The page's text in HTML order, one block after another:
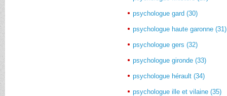
psychologue gard (30)
psychologue haute garonne (31)
psychologue gers (32)
psychologue gironde (33)
psychologue hérault (34)
psychologue ille et vilaine (35)